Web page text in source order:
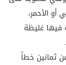
أو الأحمر،
فيها غليظة
ثمانين خطاً